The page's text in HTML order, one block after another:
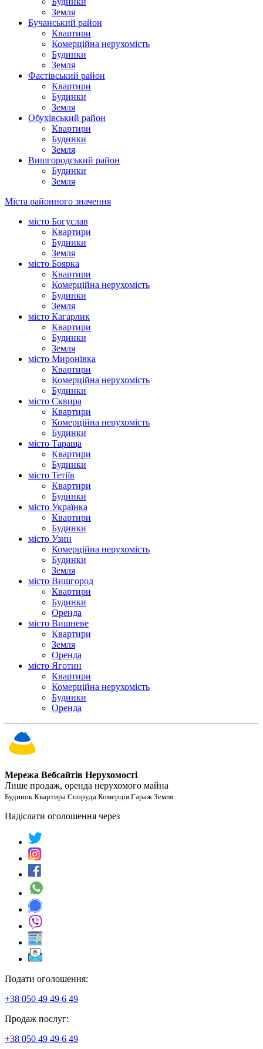
Земля
Бучанський район
Квартири
Комерційна нерухомість
Будинки
Земля
Фастівський район
Квартири
Будинки
Земля
Обухівський район
Квартири
Будинки
Земля
Вишгородський район
Будинки
Земля
Міста районного значення
місто Богуслав
Квартири
Будинки
Земля
місто Боярка
Квартири
Комерційна нерухомість
Будинки
Земля
місто Кагарлик
Квартири
Будинки
Земля
місто Миронівка
Квартири
Комерційна нерухомість
Будинки
місто Сквира
Квартири
Комерційна нерухомість
Будинки
місто Тараща
Квартири
Будинки
місто Тетіїв
Квартири
Будинки
місто Українка
Квартири
Будинки
місто Узин
Комерційна нерухомість
Будинки
Земля
місто Вишгород
Квартири
Будинки
Оренда
місто Вишневе
Квартири
Земля
Оренда
місто Яготин
Квартири
Комерційна нерухомість
Будинки
Оренда
Мережа Вебсайтів Нерухомості
Лише продаж, оренда нерухомого майна
Будинок Квартира Споруда Комерція Гараж Земля
Надіслати оголошення через
Подати оголошення:
+38 050 49 49 6 49
Продаж послуг:
+38 050 49 49 6 49